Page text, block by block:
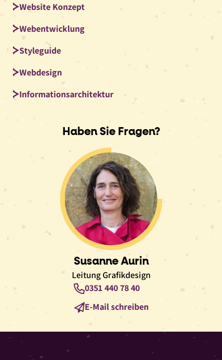
Website Konzept
Webentwicklung
Styleguide
Webdesign
Informationsarchitektur
Haben Sie Fragen?
Susanne Aurin
Leitung Grafikdesign
Telefon
0351 440 78 40
E-
E-Mail schreiben